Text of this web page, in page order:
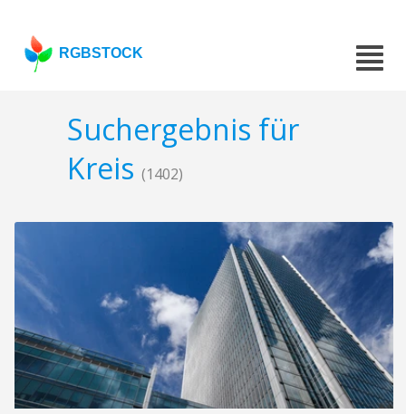
RGBSTOCK
Suchergebnis für
Kreis (1402)